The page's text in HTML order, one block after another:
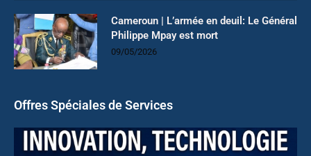
Cameroun | L’armée en deuil: Le Général
Philippe Mpay est mort
09/05/2026
Offres Spéciales de Services